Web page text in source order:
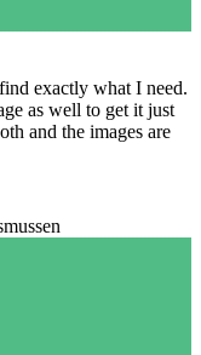
exactly what I need.
as well to get it just
and the images are